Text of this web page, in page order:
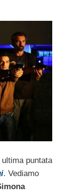
puntata
. Vediamo